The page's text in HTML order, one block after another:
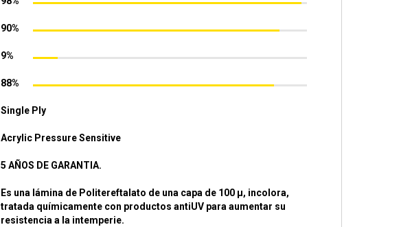
90%
9%
88%
Single Ply
Acrylic Pressure Sensitive
5 AÑOS DE GARANTIA.
Es una lámina de Politereftalato de una capa de 100 µ, incolora,
tratada químicamente con productos antiUV para aumentar su
resistencia a la intemperie.